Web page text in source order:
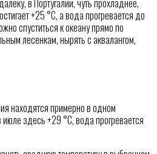
в Португалии, чуть прохладнее,
+25 °C, а вода прогревается до
спуститься к океану прямо по
лесенкам, нырять с аквалангом,
находятся примерно в одном
здесь +29 °C, вода прогревается